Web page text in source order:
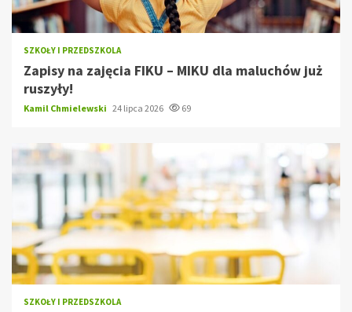
SZKOŁY I PRZEDSZKOLA
Zapisy na zajęcia FIKU – MIKU dla maluchów już
ruszyły!
Kamil Chmielewski 24 lipca 2026 69
SZKOŁY I PRZEDSZKOLA